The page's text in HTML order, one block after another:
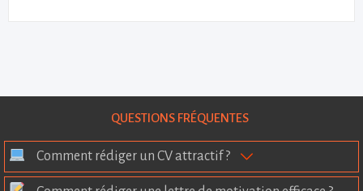
QUESTIONS FRÉQUENTES
Comment rédiger un CV attractif ?